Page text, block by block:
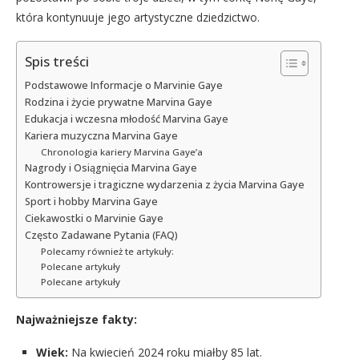
która kontynuuje jego artystyczne dziedzictwo.
Spis treści
Podstawowe Informacje o Marvinie Gaye
Rodzina i życie prywatne Marvina Gaye
Edukacja i wczesna młodość Marvina Gaye
Kariera muzyczna Marvina Gaye
Chronologia kariery Marvina Gaye’a
Nagrody i Osiągnięcia Marvina Gaye
Kontrowersje i tragiczne wydarzenia z życia Marvina Gaye
Sport i hobby Marvina Gaye
Ciekawostki o Marvinie Gaye
Często Zadawane Pytania (FAQ)
Polecamy również te artykuły:
Polecane artykuły
Polecane artykuły
Najważniejsze fakty:
Wiek: Na kwiecień 2024 roku miałby 85 lat.